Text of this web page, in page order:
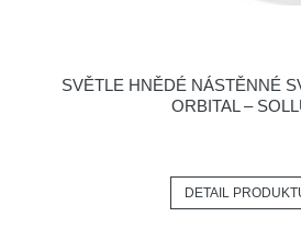
SVĚTLE HNĚDÉ NÁSTĚNNÉ
ORBITAL –
DETAIL